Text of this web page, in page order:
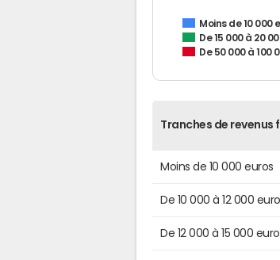
Moins de 10 000
De 15 000 à 20
De 50 000 à 100
Tranches de revenus
Moins de 10 000 euros
De 10 000 à 12 000
De 12 000 à 15 000